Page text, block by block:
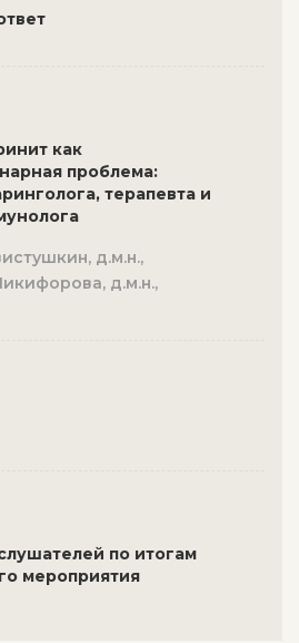
как
проблема:
терапевта и
д.м.н.,
д.м.н.,
по итогам
мероприятия